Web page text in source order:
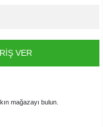
VER
mağazayı bulun.